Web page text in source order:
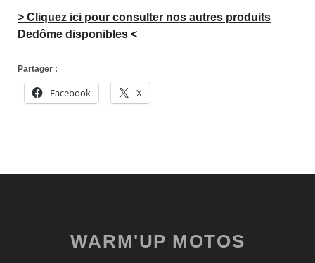
> Cliquez ici pour consulter nos autres produits
Dedôme disponibles <
Partager :
Facebook X
WARM'UP MOTOS